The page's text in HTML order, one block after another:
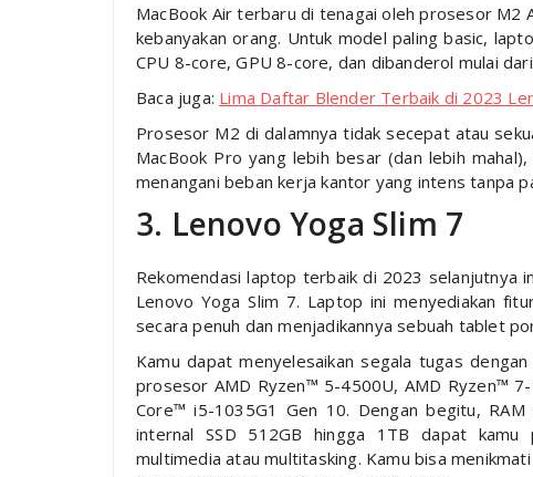
MacBook Air terbaru di tenagai oleh prosesor M2
kebanyakan orang. Untuk model paling basic,
CPU 8-core, GPU 8-core, dan dibanderol mulai
Baca juga: Lima Daftar Blender Terbaik di 2023
Prosesor M2 di dalamnya tidak secepat atau
MacBook Pro yang lebih besar (dan lebih
menangani beban kerja kantor yang intens tanpa
3. Lenovo Yoga Slim 7
Rekomendasi laptop terbaik di 2023 selanjutnya
Lenovo Yoga Slim 7. Laptop ini menyediakan
secara penuh dan menjadikannya sebuah tablet
Kamu dapat menyelesaikan segala tugas
prosesor AMD Ryzen™ 5-4500U, AMD Ryzen™
Core™ i5-1035G1 Gen 10. Dengan begitu,
internal SSD 512GB hingga 1TB dapat
multimedia atau multitasking. Kamu bisa